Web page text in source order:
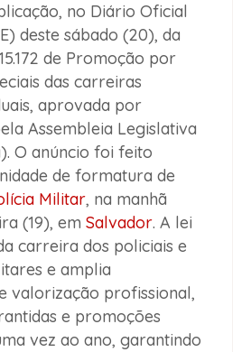
no Diário Oficial
deste sábado (20), da
de Promoção por
das carreiras
aprovada por
Assembleia Legislativa
O anúncio foi feito
de formatura de
Militar, na manhã
(19), em Salvador. A lei
carreira dos policiais e
e amplia
valorização profissional,
e promoções
vez ao ano, garantindo